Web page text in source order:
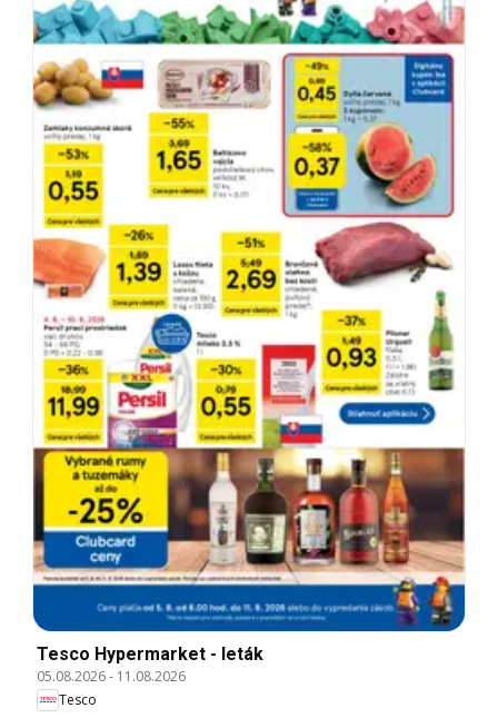
Tesco Hypermarket - leták
05.08.2026- 11.08.2026
Tesco